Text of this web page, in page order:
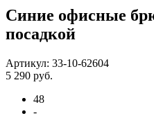
Синие офисные
посадкой
Артикул: 33-10-62604
5 290 руб.
48
-